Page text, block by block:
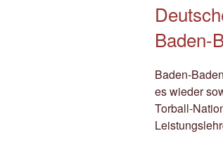
Baden-
Baden-
es wieder
Torball-